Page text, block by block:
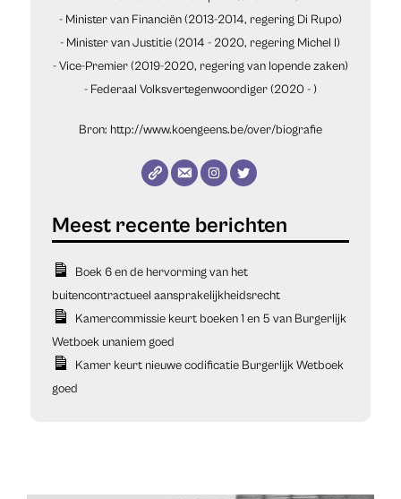
- Minister van Financiën (2013-2014, regering Di Rupo)
- Minister van Justitie (2014 - 2020, regering Michel I)
- Vice-Premier (2019-2020, regering van lopende zaken)
- Federaal Volksvertegenwoordiger (2020 - )
Bron: http://www.koengeens.be/over/biografie
Boek 6 en de hervorming van het
buitencontractueel aansprakelijkheidsrecht
Kamercommissie keurt boeken 1 en 5 van Burgerlijk
Wetboek unaniem goed
Kamer keurt nieuwe codificatie Burgerlijk Wetboek
goed